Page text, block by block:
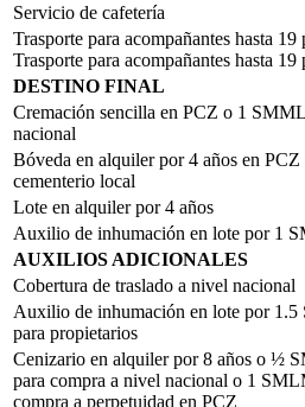
Servicio de cafetería
Trasporte para acompañantes hasta 19
Trasporte para acompañantes hasta 19
DESTINO FINAL
Cremación sencilla en PCZ o 1
nacional
Bóveda en alquiler por 4 años en PCZ
cementerio local
Lote en alquiler por 4 años
Auxilio de inhumación en lote por 1
AUXILIOS ADICIONALES
Cobertura de traslado a nivel nacional
Auxilio de inhumación en lote por
para propietarios
Cenizario en alquiler por 8 años o ½
para compra a nivel nacional o 1
compra a perpetuidad en PCZ